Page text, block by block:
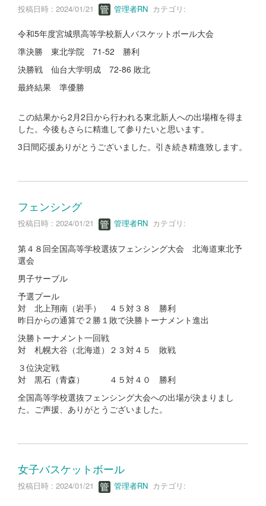
投稿日時 : 2024/01/21 管理者RN カテゴリ:
令和5年度宮城県高等学校新人バスケットボール大会
準決勝 東北学院 71-52 勝利
決勝戦 仙台大学明成 72-86 敗北
最終結果 準優勝
この結果から2月2日から行われる東北新人への出場権を得ま
した。今後もさらに精進して参りたいと思います。
3日間応援ありがとうございました。引き続き精進致します。
フェンシング
投稿日時 : 2024/01/21 管理者RN カテゴリ:
第４８回全国高等学校選抜フェンシング大会 北海道東北予
選会
男子サーブル
予選プール
対 北上翔南（岩手） ４５対３８ 勝利
昨日からの通算で２勝１敗で決勝トーナメント進出
決勝トーナメント一回戦
対 札幌大谷（北海道）２３対４５ 敗戦
３位決定戦
対 黒石（青森） ４５対４０ 勝利
全国高等学校選抜フェンシング大会への出場が決まりまし
た。ご声援、ありがとうございました。
女子バスケットボール
投稿日時 : 2024/01/21 管理者RN カテゴリ: